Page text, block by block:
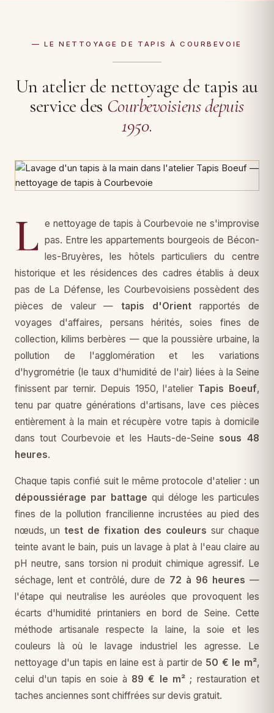
— LE NETTOYAGE DE TAPIS À COURBEVOIE
Un atelier de nettoyage de tapis au
service des Courbevoisiens depuis
1950.
L e nettoyage de tapis à Courbevoie ne s'improvise
pas. Entre les appartements bourgeois de Bécon-
les-Bruyères, les hôtels particuliers du centre
historique et les résidences des cadres établis à deux
pas de La Défense, les Courbevoisiens possèdent des
pièces de valeur — tapis d'Orient rapportés de
voyages d'affaires, persans hérités, soies fines de
collection, kilims berbères — que la poussière urbaine, la
pollution de l'agglomération et les variations
d'hygrométrie (le taux d'humidité de l'air) liées à la Seine
finissent par ternir. Depuis 1950, l'atelier Tapis Boeuf,
tenu par quatre générations d'artisans, lave ces pièces
entièrement à la main et récupère votre tapis à domicile
dans tout Courbevoie et les Hauts-de-Seine sous 48
heures.
Chaque tapis confié suit le même protocole d'atelier : un
dépoussiérage par battage qui déloge les particules
fines de la pollution francilienne incrustées au pied des
nœuds, un test de fixation des couleurs sur chaque
teinte avant le bain, puis un lavage à plat à l'eau claire au
pH neutre, sans torsion ni produit chimique agressif. Le
séchage, lent et contrôlé, dure de 72 à 96 heures —
l'étape qui neutralise les auréoles que provoquent les
écarts d'humidité printaniers en bord de Seine. Cette
méthode artisanale respecte la laine, la soie et les
couleurs là où le lavage industriel les agresse. Le
nettoyage d'un tapis en laine est à partir de 50 € le m²,
celui d'un tapis en soie à 89 € le m² ; restauration et
taches anciennes sont chiffrées sur devis gratuit.